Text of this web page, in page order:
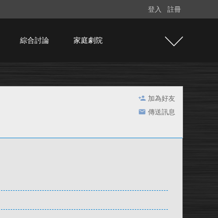
登入 註冊
綜合討論 家庭劇院
加為好友
傳送訊息